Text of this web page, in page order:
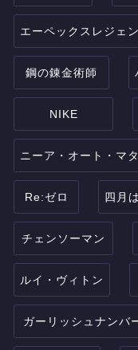
エーペックスレジェ
鋼の錬金術師
NIKE
ニーア・オート・マタ
Re:ゼロ 四月
チェンソーマン
ルイ・ヴィトン
ガーリッシュナンバ